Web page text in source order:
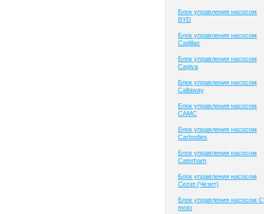
Блок управления насосом
BYD
Блок управления насосом
Cadillac
Блок управления насосом
Cagiva
Блок управления насосом
Callaway
Блок управления насосом
CAMC
Блок управления насосом
Carbodies
Блок управления насосом
Caterham
Блок управления насосом
Cezet (Чезет)
Блок управления насосом
moto